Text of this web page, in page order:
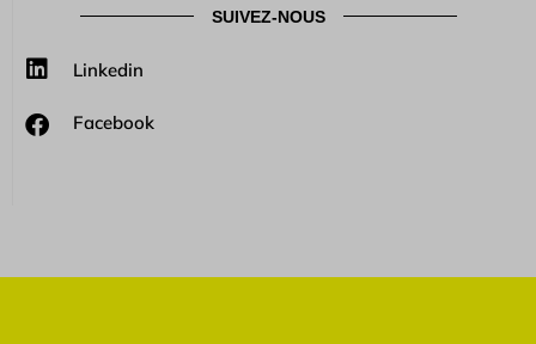
SUIVEZ-NOUS
Linkedin
Facebook